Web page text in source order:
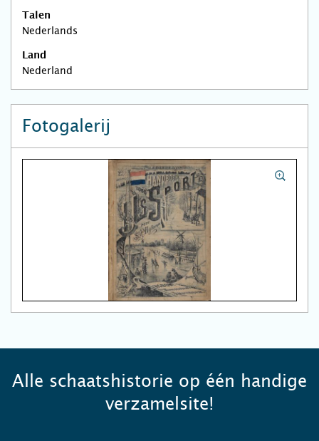
Talen
Nederlands
Land
Nederland
Fotogalerij
Alle schaatshistorie op één handige
verzamelsite!